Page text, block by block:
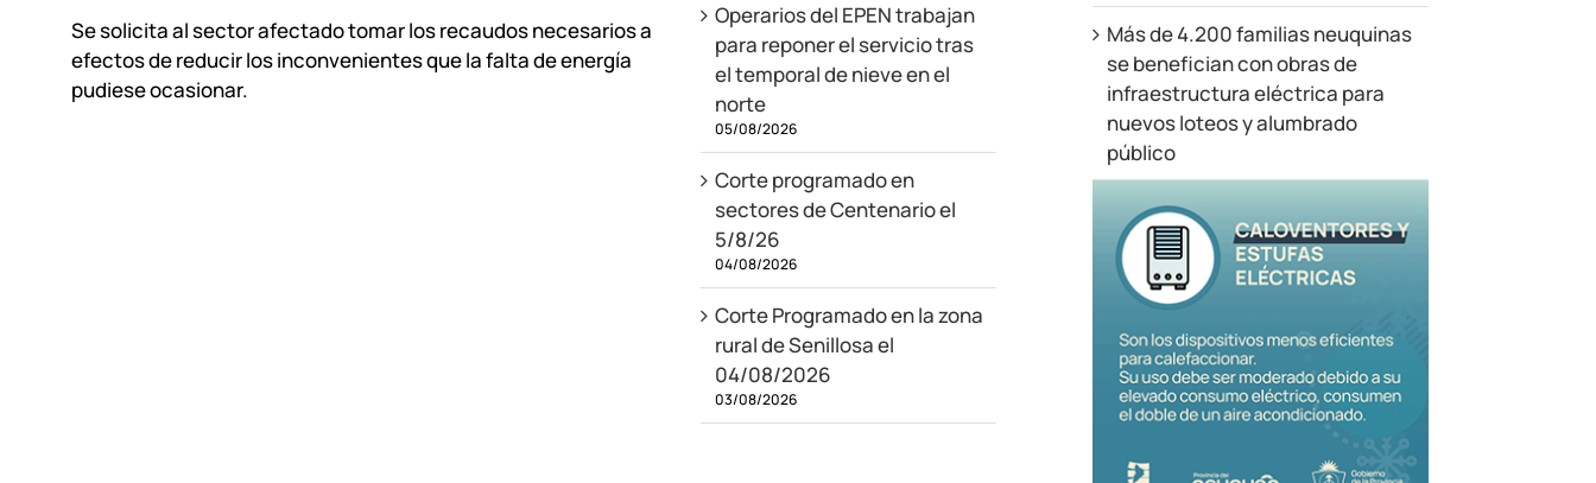
Se solicita al sector afectado tomar los recaudos necesarios a
efectos de reducir los inconvenientes que la falta de energía
pudiese ocasionar.
Operarios del EPEN trabajan
para reponer el servicio tras
el temporal de nieve en el
norte
05/08/2026
Corte programado en
sectores de Centenario el
5/8/26
04/08/2026
Corte Programado en la zona
rural de Senillosa el
04/08/2026
03/08/2026
Más de 4.200 familias neuquinas
se benefician con obras de
infraestructura eléctrica para
nuevos loteos y alumbrado
público